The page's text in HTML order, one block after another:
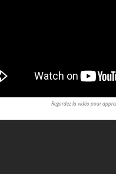
Regardez la vidéo pour